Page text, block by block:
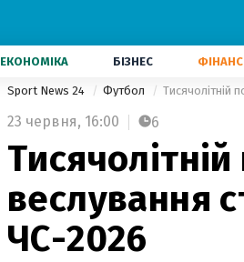
ЕКОНОМІКА БІЗНЕС
Sport News 24 Футбол Тисячолітній
23 червня, 16:00 6
веслування
ЧС-2026